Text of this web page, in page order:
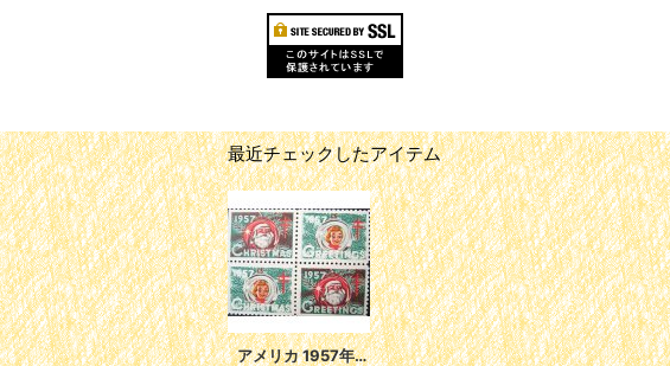
最近チェックしたアイテム
アメリカ 1957年 クリスマスシール